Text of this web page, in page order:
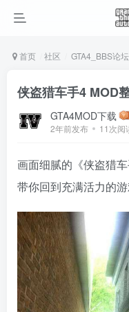
首页 社区 GTA4_BBS论坛
侠盗猎车手4 MOD
GTA4MOD下载
2年前发布 11次阅
画面细腻的《侠盗猎
带你回到充满活力的游